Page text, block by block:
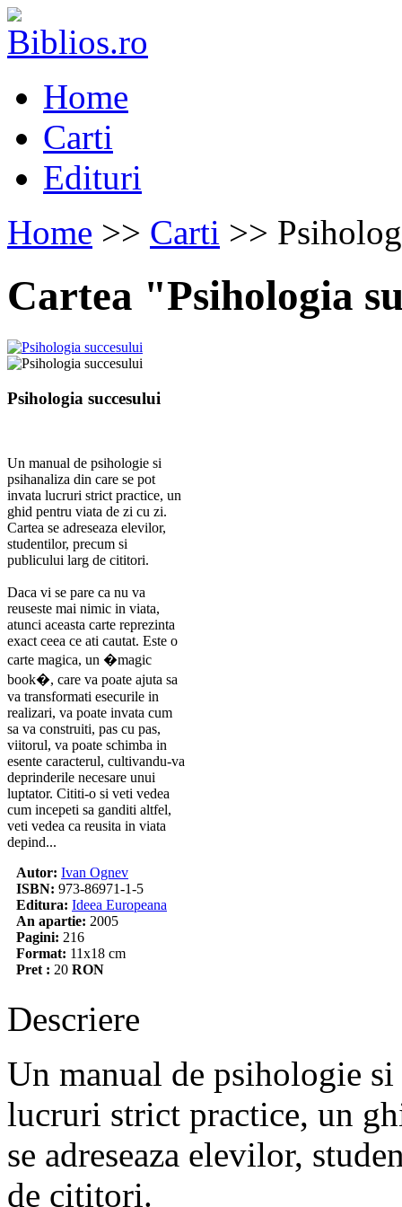
Home
Carti
Edituri
Home >> Carti >>
Cartea "Psihologia
Psihologia succesului
Un manual de psihologie si
psihanaliza din care se pot
invata lucruri strict practice, un
ghid pentru viata de zi cu zi.
Cartea se adreseaza elevilor,
studentilor, precum si
publicului larg de cititori.
Daca vi se pare ca nu va
reuseste mai nimic in viata,
atunci aceasta carte reprezinta
exact ceea ce ati cautat. Este o
carte magica, un �magic
book�, care va poate ajuta sa
va transformati esecurile in
realizari, va poate invata cum
sa va construiti, pas cu pas,
viitorul, va poate schimba in
esente caracterul, cultivandu-va
deprinderile necesare unui
luptator. Cititi-o si veti vedea
cum incepeti sa ganditi altfel,
veti vedea ca reusita in viata
depind...
Autor: Ivan Ognev
ISBN: 973-86971-1-5
Editura: Ideea Europeana
An apartie: 2005
Pagini: 216
Format: 11x18 cm
Pret : 20 RON
Descriere
Un manual de psihologie
lucruri strict practice, un
se adreseaza elevilor,
de cititori.